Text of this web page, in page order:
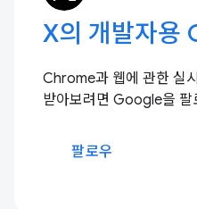
X의 개발자용
Chrome과 웹에 관한 실
받아보려면 Google을 팔
팔로우